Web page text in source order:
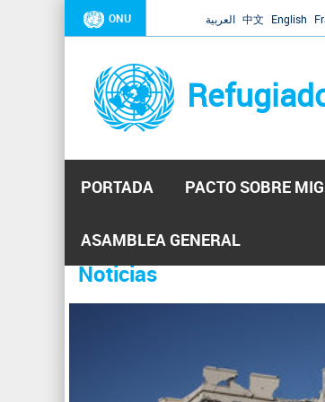
ONU العربية 中文 English
PORTADA PACTO SOBRE
ASAMBLEA GENERAL
Se
encuentra
usted
aquí
Noticias
31 Ene 2019 -
El Secretario General ha respondido a la
ha reiterado que la ONU está lista para